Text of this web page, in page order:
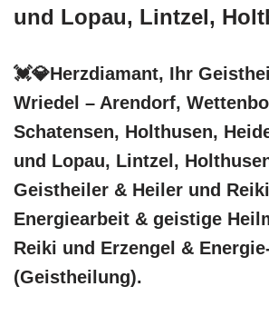
und Lopau, Lintzel,
💓️💎Herzdiamant, Ihr
Wriedel – Arendorf,
Schatensen, Holthusen,
und Lopau, Lintzel,
Geistheiler & Heiler und
Energiearbeit & geistige
Reiki und Erzengel &
(Geistheilung).